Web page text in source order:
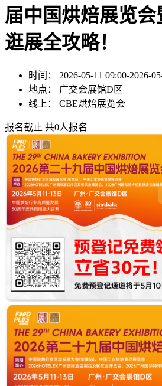
届中国烘焙展览
逛展全攻略！
时间：
2026-05-11 09:00-2026-
地点：
广交会展馆D区
线上：
CBE烘焙展览会
报名截止 共0人报名